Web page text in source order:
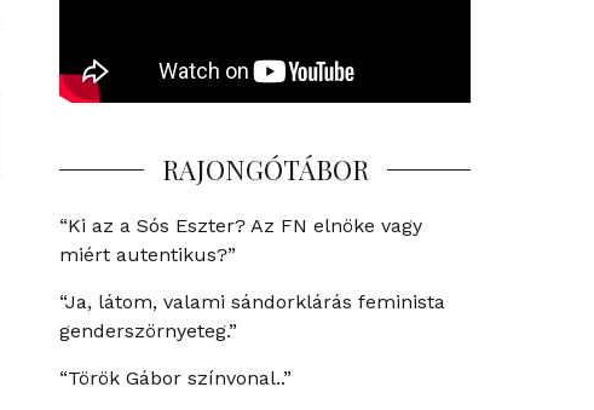
RAJONGÓTÁBOR
“Ki az a Sós Eszter? Az FN elnöke vagy
miért autentikus?”
“Ja, látom, valami sándorklárás feminista
genderszörnyeteg.”
“Török Gábor színvonal..”